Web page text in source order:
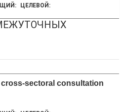
sectoral consultation